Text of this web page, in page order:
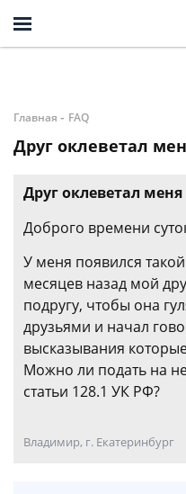
Главная - FAQ
Друг оклеветал
Друг оклеветал
Доброго времени
У меня появился
месяцев назад мой
подругу, чтобы она
друзьями и начал
высказывания
Можно ли подать на
статьи 128.1 УК РФ?
Владимир, г. Екатеринбург